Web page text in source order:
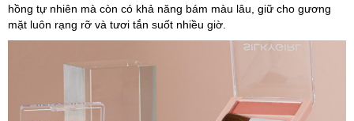
hồng tự nhiên mà còn có khả năng bám màu lâu, giữ cho gương
mặt luôn rạng rỡ và tươi tắn suốt nhiều giờ.